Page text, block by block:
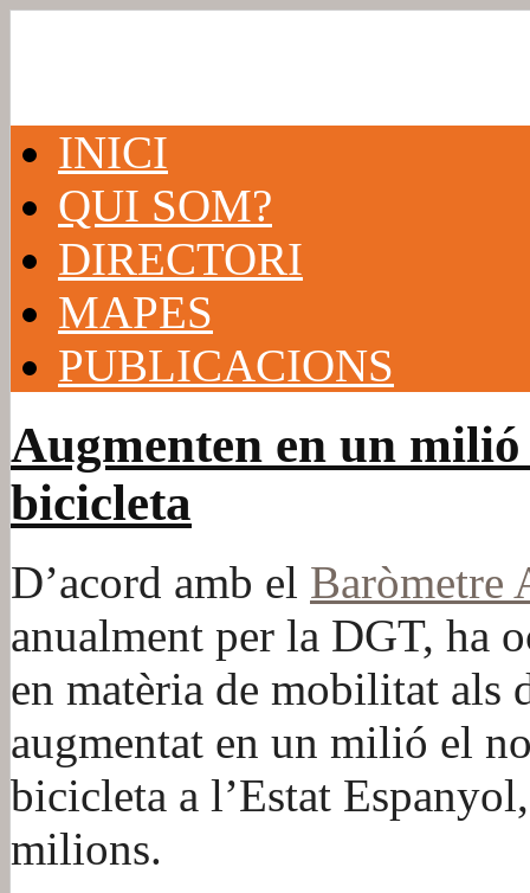
INICI
QUI SOM?
DIRECTORI
MAPES
PUBLICACIONS
Augmenten en un
bicicleta
D’acord amb el Baròmetre
anualment per la DGT, ha
en matèria de mobilitat als
augmentat en un milió el
bicicleta a l’Estat
milions.